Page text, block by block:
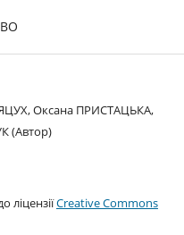
ЯЦУХ, Оксана ПРИСТАЦЬКА,
(Автор)
ліцензіїCreative Commons